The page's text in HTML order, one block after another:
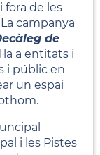
fora de les
campanya
de
a entitats i
i públic en
un espai
i les Pistes